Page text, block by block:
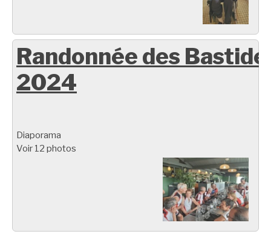
Randonnée des
2024
Diaporama
Voir 12 photos